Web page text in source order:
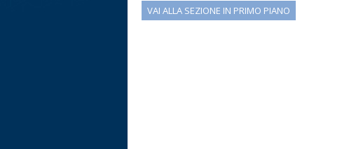
VAI ALLA SEZIONE IN PRIMO PIANO